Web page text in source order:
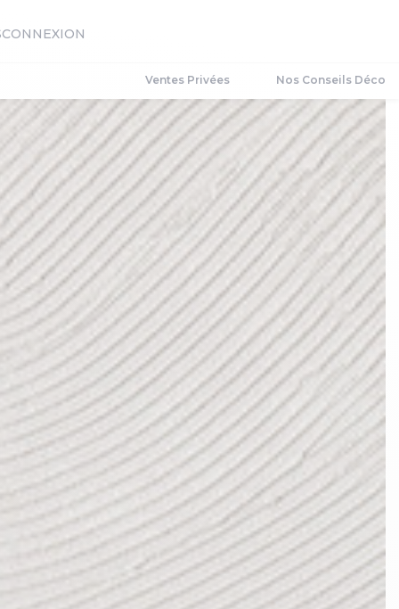
CONNEXION
Ventes Privées Nos Conseils Déco